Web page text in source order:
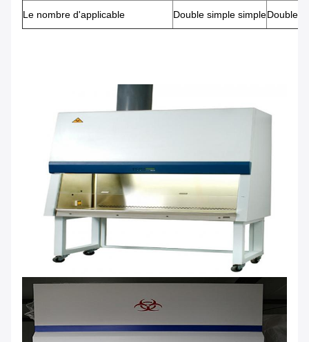
Le nombre d'applicable Double simple simpleDouble